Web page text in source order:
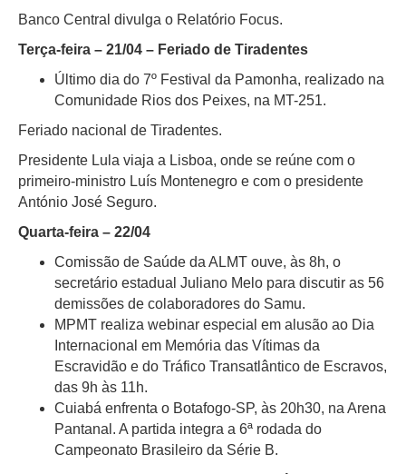
Banco Central divulga o Relatório Focus.
Terça-feira – 21/04 – Feriado de Tiradentes
Último dia do 7º Festival da Pamonha, realizado na
Comunidade Rios dos Peixes, na MT-251.
Feriado nacional de Tiradentes.
Presidente Lula viaja a Lisboa, onde se reúne com o
primeiro-ministro Luís Montenegro e com o presidente
António José Seguro.
Quarta-feira – 22/04
Comissão de Saúde da ALMT ouve, às 8h, o
secretário estadual Juliano Melo para discutir as 56
demissões de colaboradores do Samu.
MPMT realiza webinar especial em alusão ao Dia
Internacional em Memória das Vítimas da
Escravidão e do Tráfico Transatlântico de Escravos,
das 9h às 11h.
Cuiabá enfrenta o Botafogo-SP, às 20h30, na Arena
Pantanal. A partida integra a 6ª rodada do
Campeonato Brasileiro da Série B.